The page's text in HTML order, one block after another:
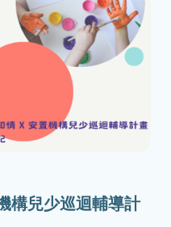
構兒少巡迴輔導計